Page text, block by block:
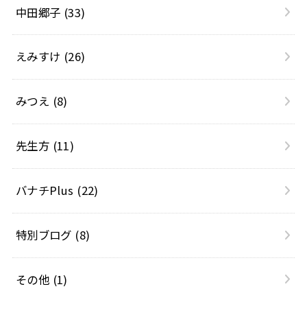
中田郷子 (33)
えみすけ (26)
みつえ (8)
先生方 (11)
バナチPlus (22)
特別ブログ (8)
その他 (1)